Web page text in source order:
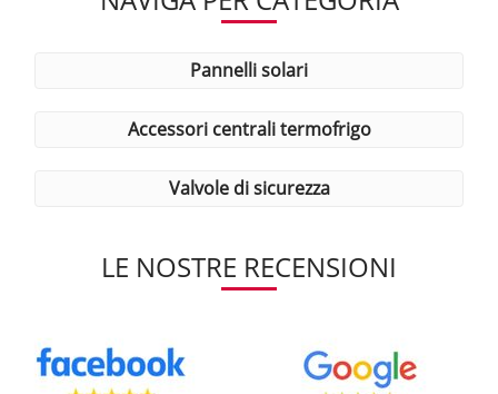
pannelli solari
accessori centrali termofrigo
valvole di sicurezza
LE NOSTRE RECENSIONI